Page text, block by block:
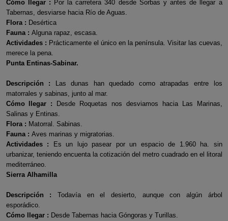
Cómo llegar : Por la carretera 340 desde Sorbas y antes de llegar a
Tabernas, desviarse hacia Río de Aguas.
Flora : Desértica
Fauna : Alguna rapaz, escasa.
Actividades : Prácticamente el único en la península. Visitar las cuevas,
merece la pena.
Punta Entinas-Sabinar.
Descripción : Las dunas han quedado como atrapadas entre los
matorrales y sabinas, junto al mar.
Cómo llegar : Desde Roquetas nos desviamos hacia Las Marinas,
Salinas y Entinas.
Flora : Matorral. Sabinas.
Fauna : Aves marinas y migratorias.
Actividades : Es un lujo pasear por un espacio de 1.960 ha. sin
urbanizar, teniendo encuenta la cotización del metro cuadrado en el litoral
mediterráneo.
Sierra Alhamilla
Descripción : Todavía en el desierto, aunque con algún árbol
esporádico.
Cómo llegar : Desde Tabernas hacia Góngoras y Turillas.